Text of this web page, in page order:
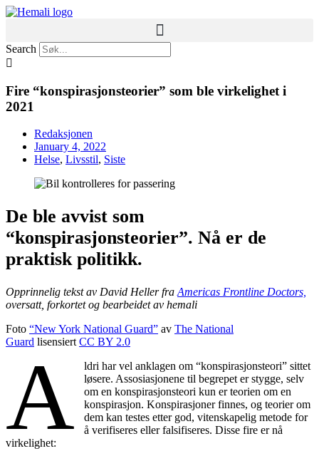
Skip
Search
Fire “konspirasjonsteorier” som ble virkelighet i
2021
Redaksjonen
January 4, 2022
Helse, Livsstil, Siste
De ble avvist som
“konspirasjonsteorier”. Nå er de
praktisk politikk.
Opprinnelig tekst av David Heller fra Americas Frontline Doctors,
oversatt, forkortet og bearbeidet av hemali
Foto “New York National Guard” av The National
Guard lisensiert CC BY 2.0
A
ldri har vel anklagen om “konspirasjonsteori” sittet
løsere. Assosiasjonene til begrepet er stygge, selv
om en konspirasjonsteori kun er teorien om en
konspirasjon. Konspirasjoner finnes, og teorier om
dem kan testes etter god, vitenskapelig metode for
å verifiseres eller falsifiseres. Disse fire er nå
virkelighet: